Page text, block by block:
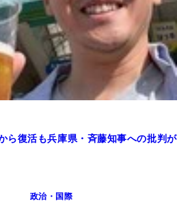
ら復活も兵庫県・斉藤知事への批判が
政治・国際